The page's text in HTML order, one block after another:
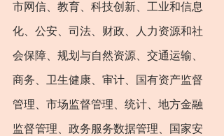
市网信、教育、科技创新、工业和信息
化、公安、司法、财政、人力资源和社
会保障、规划与自然资源、交通运输、
商务、卫生健康、审计、国有资产监督
管理、市场监督管理、统计、地方金融
监督管理、政务服务数据管理、国家安